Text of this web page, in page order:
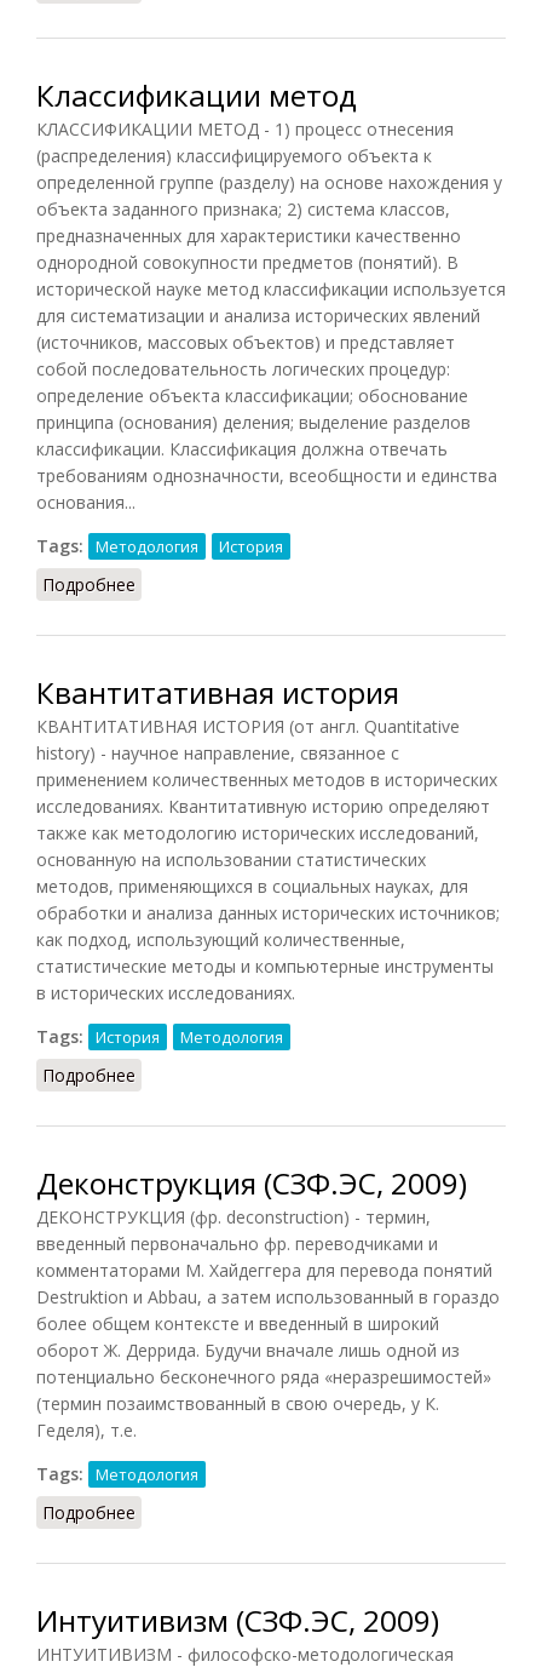
Классификации метод
КЛАССИФИКАЦИИ МЕТОД - 1) процесс отнесения
(распределения) классифицируемого объекта к
определенной группе (разделу) на основе нахождения у
объекта заданного признака; 2) система классов,
предназначенных для характеристики качественно
однородной совокупности предметов (понятий). В
исторической науке метод классификации используется
для систематизации и анализа исторических явлений
(источников, массовых объектов) и представляет
собой последовательность логических процедур:
определение объекта классификации; обоснование
принципа (основания) деления; выделение разделов
классификации. Классификация должна отвечать
требованиям однозначности, всеобщности и единства
основания...
Tags:
Методология История
Подробнее
Квантитативная история
КВАНТИТАТИВНАЯ ИСТОРИЯ (от англ. Quantitative
history) - научное направление, связанное с
применением количественных методов в исторических
исследованиях. Квантитативную историю определяют
также как методологию исторических исследований,
основанную на использовании статистических
методов, применяющихся в социальных науках, для
обработки и анализа данных исторических источников;
как подход, использующий количественные,
статистические методы и компьютерные инструменты
в исторических исследованиях.
Tags:
История Методология
Подробнее
Деконструкция (СЗФ.ЭС, 2009)
ДЕКОНСТРУКЦИЯ (фр. deconstruction) - термин,
введенный первоначально фр. переводчиками и
комментаторами М. Хайдеггера для перевода понятий
Destruktion и Abbau, а затем использованный в гораздо
более общем контексте и введенный в широкий
оборот Ж. Деррида. Будучи вначале лишь одной из
потенциально бесконечного ряда «неразрешимостей»
(термин позаимствованный в свою очередь, у К.
Геделя), т.е.
Tags:
Методология
Подробнее
Интуитивизм (СЗФ.ЭС, 2009)
ИНТУИТИВИЗМ - философско-методологическая